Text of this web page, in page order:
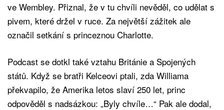
ve Wembley. Přiznal, že v tu chvíli nevěděl, co udělat s
pivem, které držel v ruce. Za největší zážitek ale
označil setkání s princeznou Charlotte.
Podcast se dotkl také vztahu Británie a Spojených
států. Když se bratři Kelceovi ptali, zda Williama
překvapilo, že Amerika letos slaví 250 let, princ
odpověděl s nadsázkou: „Byly chvíle…“ Pak ale dodal,